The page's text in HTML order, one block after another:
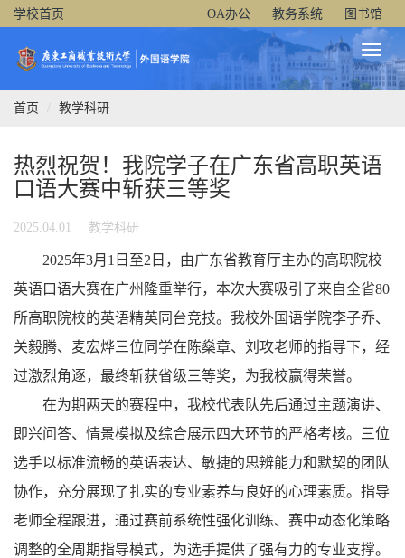
学校首页 OA办公 教务系统 图书馆
Toggle
首页
教学科研
热烈祝贺！我院学子在广东省高职英语
口语大赛中斩获三等奖
2025.04.01 教学科研
2025年3月1日至2日，由广东省教育厅主办的高职院校
英语口语大赛在广州隆重举行，本次大赛吸引了来自全省80
所高职院校的英语精英同台竞技。我校外国语学院李子乔、
关毅腾、麦宏烨三位同学在陈燊章、刘攻老师的指导下，经
过激烈角逐，最终斩获省级三等奖，为我校赢得荣誉。
在为期两天的赛程中，我校代表队先后通过主题演讲、
即兴问答、情景模拟及综合展示四大环节的严格考核。三位
选手以标准流畅的英语表达、敏捷的思辨能力和默契的团队
协作，充分展现了扎实的专业素养与良好的心理素质。指导
老师全程跟进，通过赛前系统性强化训练、赛中动态化策略
调整的全周期指导模式，为选手提供了强有力的专业支撑。